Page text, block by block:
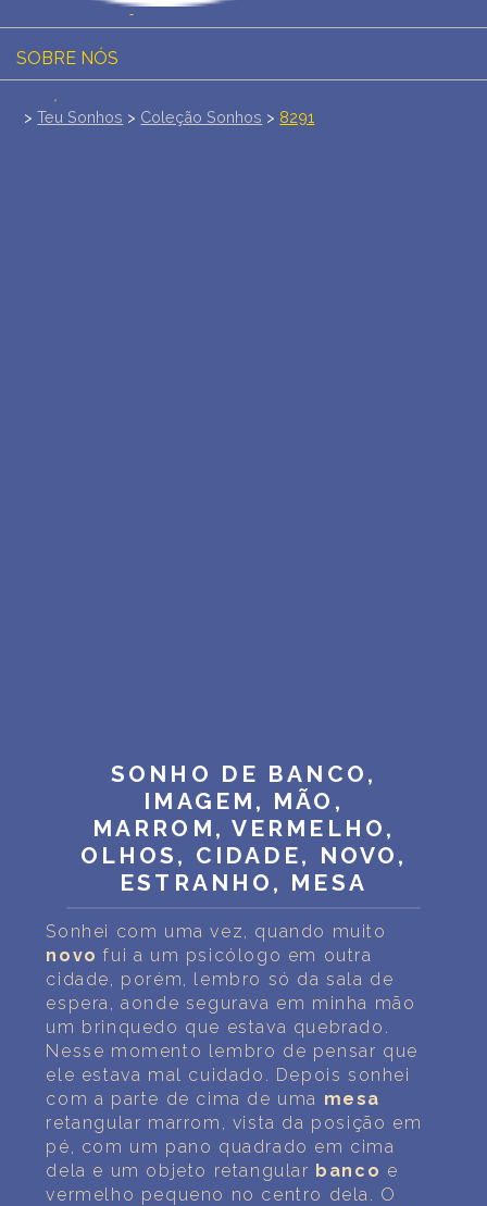
INTERPRETAÇÃO PESSOAL DOS SONHOS
SOBRE NÓS
POLÍTICA DE PRIVACIDADE
>Teu Sonhos > Coleção Sonhos > 8291
SONHO DE BANCO,
IMAGEM, MÃO,
MARROM, VERMELHO,
OLHOS, CIDADE, NOVO,
ESTRANHO, MESA
Sonhei com uma vez, quando muito
novo fui a um psicólogo em outra
cidade, porém, lembro só da sala de
espera, aonde segurava em minha mão
um brinquedo que estava quebrado.
Nesse momento lembro de pensar que
ele estava mal cuidado. Depois sonhei
com a parte de cima de uma mesa
retangular marrom, vista da posição em
pé, com um pano quadrado em cima
dela e um objeto retangular banco e
vermelho pequeno no centro dela. O